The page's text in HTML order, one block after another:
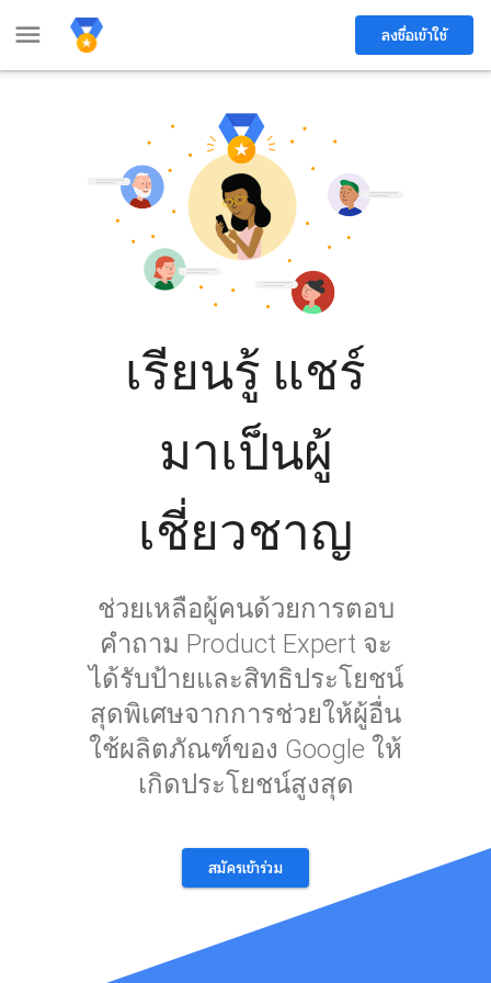
menu ลงชื่อเข้าใช้
เรียนรู้ แชร์
มาเป็นผู้
เชี่ยวชาญ
ช่วยเหลือผู้คนด้วยการตอบ
คำถาม Product Expert จะ
ได้รับป้ายและสิทธิประโยชน์
สุดพิเศษจากการช่วยให้ผู้อื่น
ใช้ผลิตภัณฑ์ของ Google ให้
เกิดประโยชน์สูงสุด
สมัครเข้าร่วม